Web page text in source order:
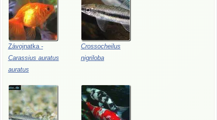
Závojnatka -
Carassius auratus
auratus
Crossocheilus
nigriloba